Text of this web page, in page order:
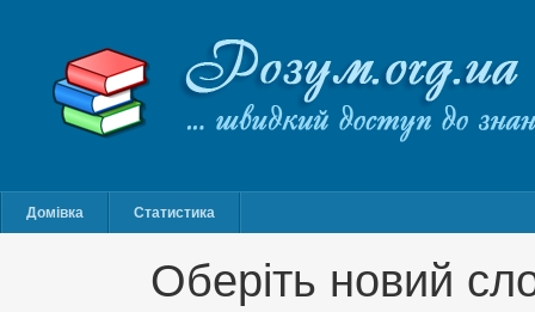
Домівка Статистика
Оберіть новий